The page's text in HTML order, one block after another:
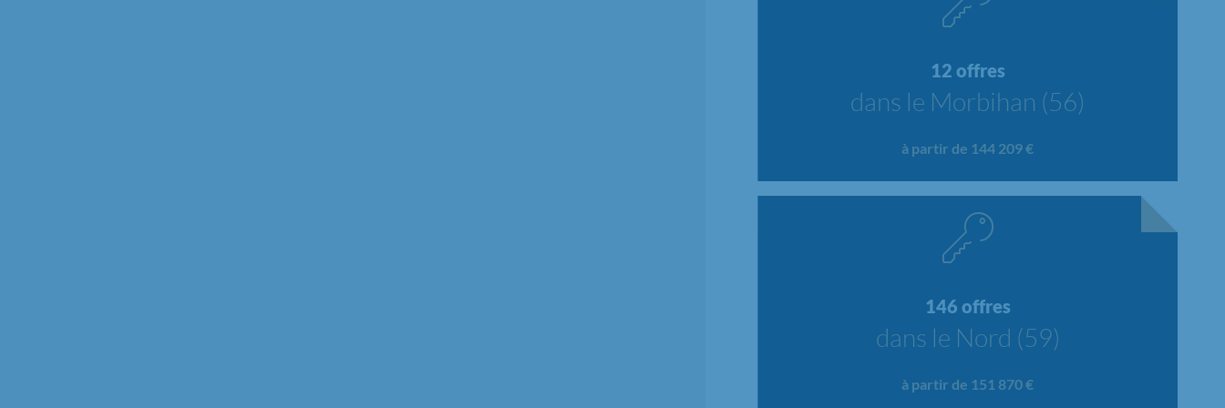
12 offres
dans le Morbihan (56)
à partir de 144 209 €
146 offres
dans le Nord (59)
à partir de 151 870 €